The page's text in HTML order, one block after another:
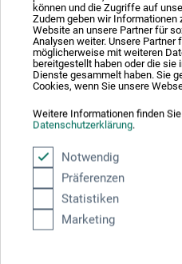
können und die Zugriffe auf
Zudem geben wir Informationen
Website an unsere Partner für
Analysen weiter. Unsere
möglicherweise mit weiteren
bereitgestellt haben oder die sie
Dienste gesammelt haben. Sie
Cookies, wenn Sie unsere
Weitere Informationen finden
Datenschutzerklärung.
Notwendig
Präferenzen
Statistiken
Marketing
Her finder du producentens
helit innovative
c/o Maped Group
Müllenbacher Str. 14
51709 Marienheide